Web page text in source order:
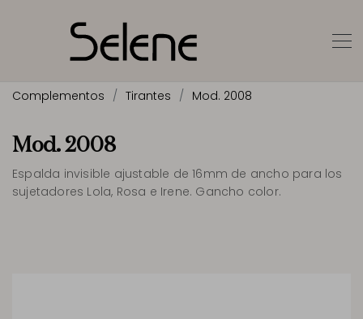
Complementos Tirantes Mod. 2008
Mod. 2008
Espalda invisible ajustable de 16mm de ancho para los
sujetadores Lola, Rosa e Irene. Gancho color.